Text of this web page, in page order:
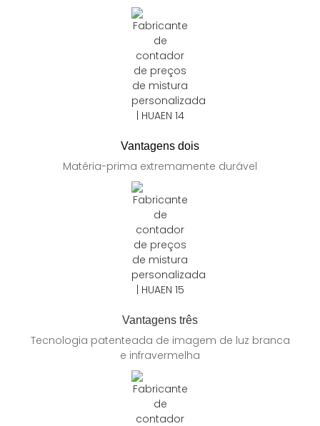
Vantagens dois
Matéria-prima extremamente durável
Vantagens três
Tecnologia patenteada de imagem de luz branca
e infravermelha